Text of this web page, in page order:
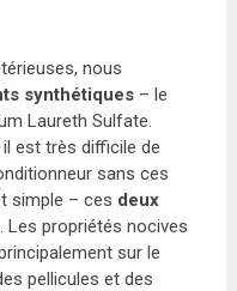
nous
synthétiques – le
Laureth Sulfate.
est très difficile de
sans ces
simple – ces deux
. Les propriétés nocives
sur le
pellicules et des